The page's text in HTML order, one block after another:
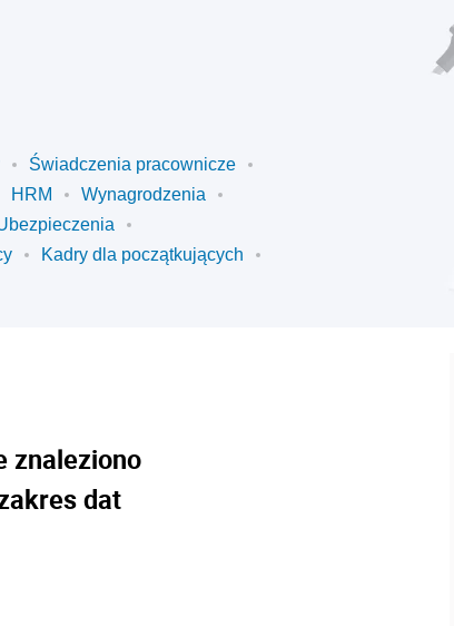
Świadczenia pracownicze
HRM
Wynagrodzenia
Kadry dla początkujących
znaleziono
dat